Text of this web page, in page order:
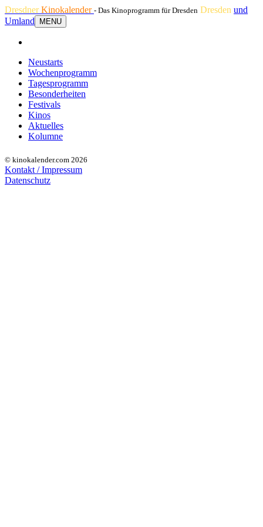
DresdnerKinokalender - Das Kinoprogramm für Dresden Dresden und
Umland
MENU
Neustarts
Wochenprogramm
Tagesprogramm
Besonderheiten
Festivals
Kinos
Aktuelles
Kolumne
© kinokalender.com 2026
Kontakt / Impressum
Datenschutz